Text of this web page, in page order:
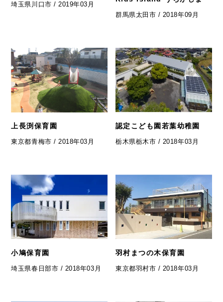
埼玉県川口市 / 2019年03月
群馬県太田市 / 2018年09月
上長渕保育園
東京都青梅市 / 2018年03月
認定こども園若葉幼稚園
栃木県栃木市 / 2018年03月
小鳩保育園
埼玉県春日部市 / 2018年03月
羽村まつの木保育園
東京都羽村市 / 2018年03月